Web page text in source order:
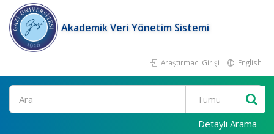
Akademik Veri Yönetim Sistemi
Araştırmacı Girişi English
Ara
Detaylı Arama